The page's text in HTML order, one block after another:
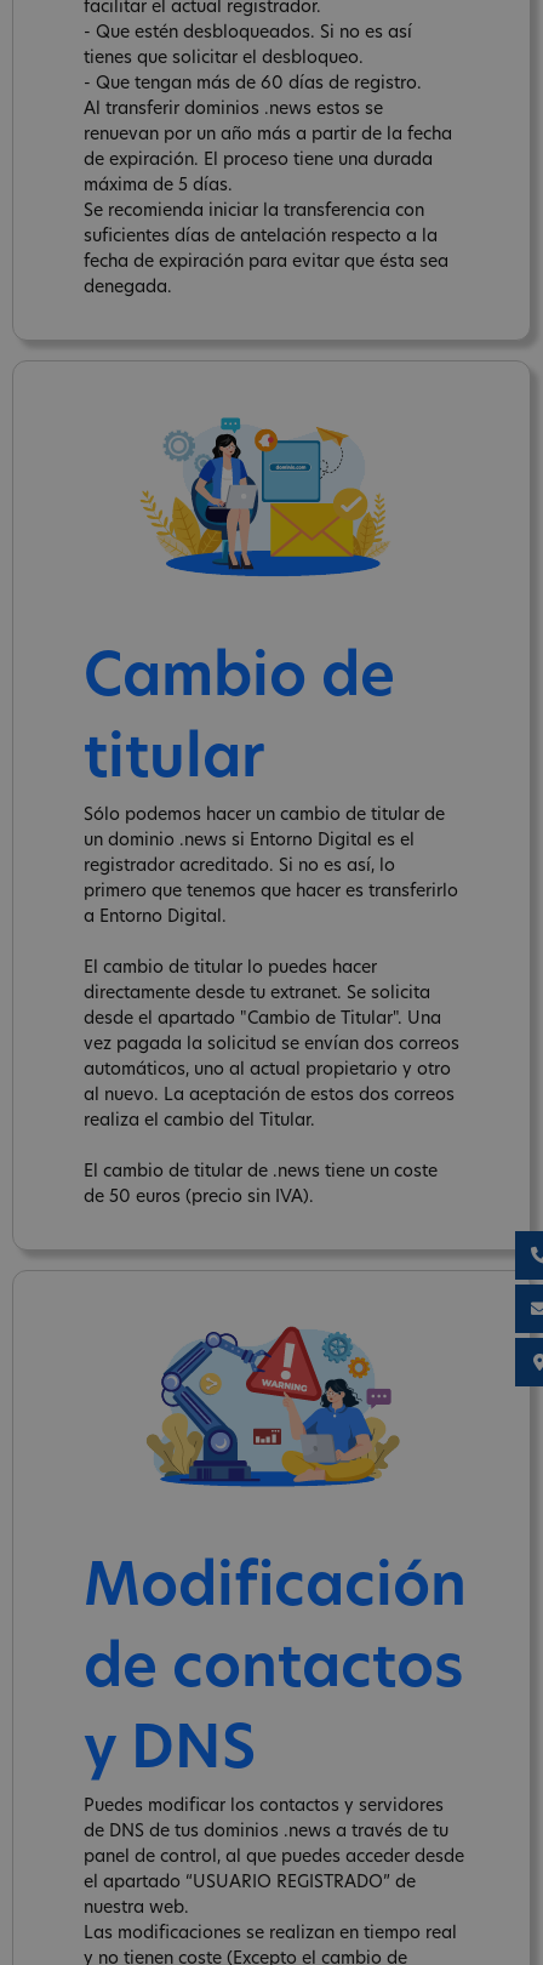
facilitar el actual registrador.
- Que estén desbloqueados. Si no es así
tienes que solicitar el desbloqueo.
- Que tengan más de 60 días de registro.
Al transferir dominios .news estos se
renuevan por un año más a partir de la fecha
de expiración. El proceso tiene una durada
máxima de 5 días.
Se recomienda iniciar la transferencia con
suficientes días de antelación respecto a la
fecha de expiración para evitar que ésta sea
denegada.
Cambio de
titular
Sólo podemos hacer un cambio de titular de
un dominio .news si Entorno Digital es el
registrador acreditado. Si no es así, lo
primero que tenemos que hacer es transferirlo
a Entorno Digital.
El cambio de titular lo puedes hacer
directamente desde tu extranet. Se solicita
desde el apartado "Cambio de Titular". Una
vez pagada la solicitud se envían dos correos
automáticos, uno al actual propietario y otro
al nuevo. La aceptación de estos dos correos
realiza el cambio del Titular.
El cambio de titular de .news tiene un coste
de 50 euros (precio sin IVA).
Modificación
de contactos
y DNS
Puedes modificar los contactos y servidores
de DNS de tus dominios .news a través de tu
panel de control, al que puedes acceder desde
el apartado “USUARIO REGISTRADO” de
nuestra web.
Las modificaciones se realizan en tiempo real
y no tienen coste (Excepto el cambio de